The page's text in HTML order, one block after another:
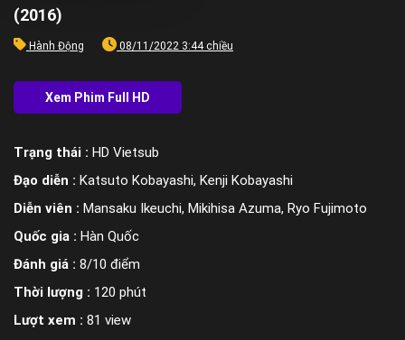
(2016)
Hành Động 08/11/2022 3:44 chiều
Trạng thái : HD Vietsub
Đạo diễn : Katsuto Kobayashi, Kenji Kobayashi
Diễn viên : Mansaku Ikeuchi, Mikihisa Azuma, Ryo Fujimoto
Quốc gia : Hàn Quốc
Đánh giá : 8/10 điểm
Thời lượng : 120 phút
Lượt xem : 81 view